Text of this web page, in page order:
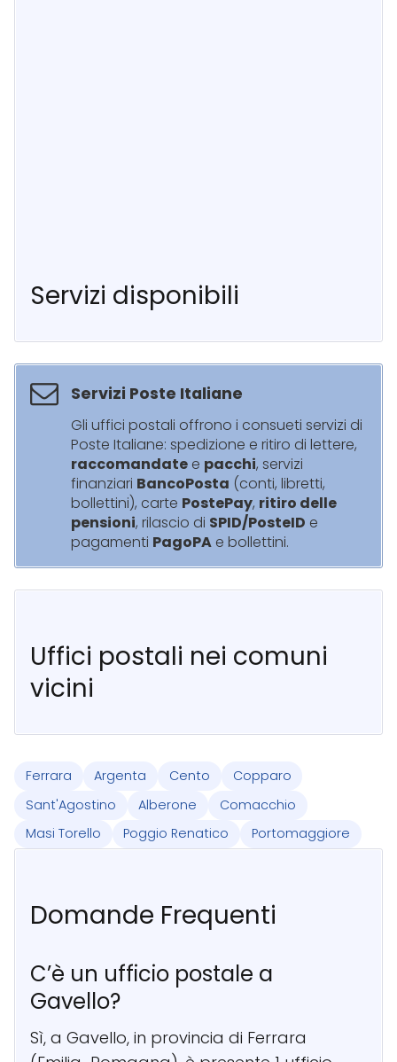
Servizi disponibili
Servizi Poste Italiane
Gli uffici postali offrono i consueti servizi di
Poste Italiane: spedizione e ritiro di lettere,
raccomandate e pacchi, servizi
finanziari BancoPosta (conti, libretti,
bollettini), carte PostePay, ritiro delle
pensioni, rilascio di SPID/PosteID e
pagamenti PagoPA e bollettini.
Uffici postali nei comuni
vicini
Ferrara Argenta Cento
Copparo
Sant'Agostino
Alberone
Comacchio
Masi Torello
Poggio Renatico Portomaggiore
Domande Frequenti
C’è un ufficio postale a
Gavello?
Sì, a Gavello, in provincia di Ferrara